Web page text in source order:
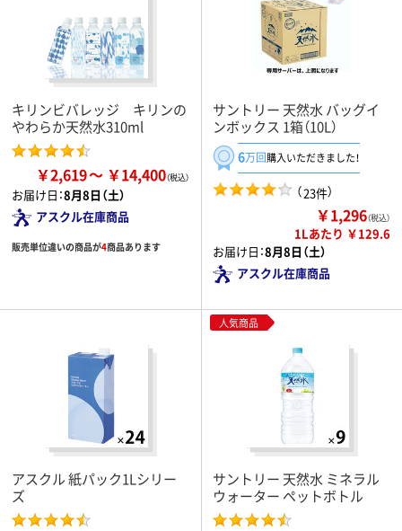
キリンビバレッジ キリンの
やわらか天然水310ml
￥2,619 ￥14,400
お届け日：8月8日（土）
アスクル在庫商品
販売単位違いの商品が4商品あります
サントリー 天然水 バッグイ
ンボックス 1箱（10L）
6万回購入いただきました！
（23件）
￥1,296（税込）
1Lあたり ￥129.6
お届け日：8月8日（土）
アスクル在庫商品
アスクル 紙パック1Lシリー
ズ
人気商品
サントリー 天然水 ミネラル
ウォーター ペットボトル